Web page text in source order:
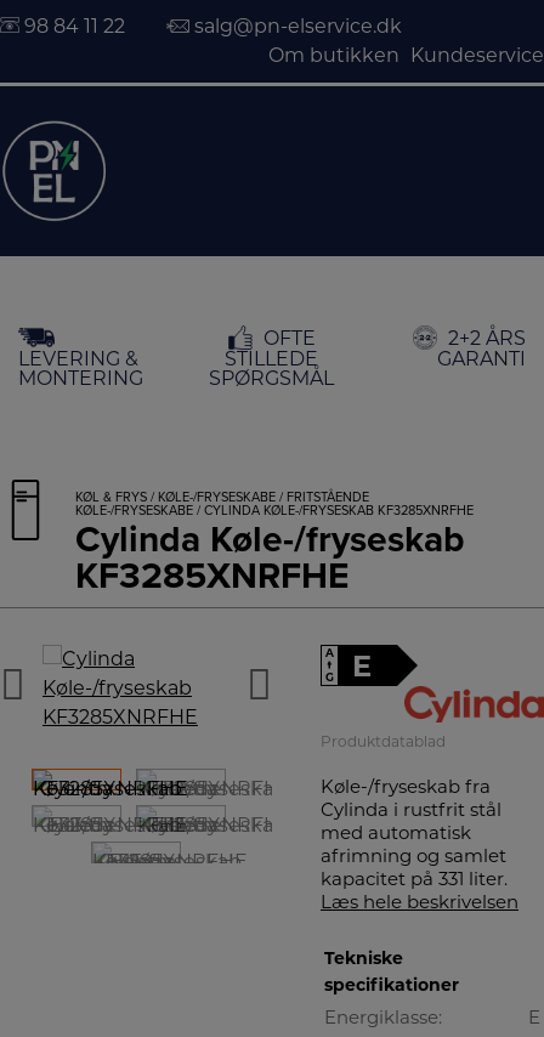
indholdet
98 84 11 22
salg@pn-elservice.dk
Om butikken
Kundeservice
LEVERING &
MONTERING
OFTE
STILLEDE
SPØRGSMÅL
2+2 ÅRS
GARANTI
KØL & FRYS / KØLE-/FRYSESKABE / FRITSTÅENDE
KØLE-/FRYSESKABE / CYLINDA KØLE-/FRYSESKAB KF3285XNRFHE
Cylinda Køle-/fryseskab
KF3285XNRFHE
A
↑
G
E
Produktdatablad
Køle-/fryseskab fra
Cylinda i rustfrit stål
med automatisk
afrimning og samlet
kapacitet på 331 liter.
Læs hele beskrivelsen
Tekniske
specifikationer
Energiklasse:
E